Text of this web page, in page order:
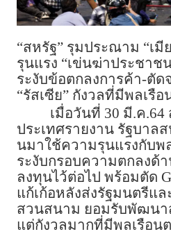
“สหรัฐ” รุมประณาม “เมี
รุนแรง “เข่นฆ่าประชาช
ระงับข้อตกลงการค้า-ตั
“รัสเซีย” กังวลที่มีพลเรื
เมื่อวันที่ 30 มี.ค
ประเทศรายงาน รัฐบาล
นมาใช้ความรุนแรงกับพ
ระงับกรอบความตกลงด้
ลงทุนไว้ต่อไป พร้อมตัด
แก้เก้อหลังส่งรัฐมนตรีแ
สวนสนาม ยอมรับพัฒนา
แต่กังวลมากที่มีพลเรือน